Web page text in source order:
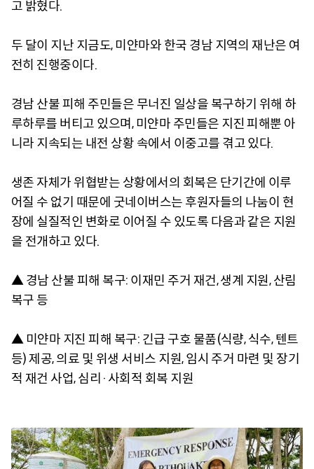
고 밝혔다.
두 달이 지난 지금도, 미얀마와 한국 경남 지역의 재난은 여
전히 진행중이다.
경남 산불 피해 주민들은 무너진 일상을 복구하기 위해 하
루하루를 버티고 있으며, 미얀마 주민들은 지진 피해뿐 아
니라 지속되는 내전 상황 속에서 이중고를 겪고 있다.
생존 자체가 위협받는 상황에서의 회복은 단기간에 이루
어질 수 없기 때문에 굿네이버스는 후원자들의 나눔이 현
장에 실질적인 변화로 이어질 수 있도록 다음과 같은 지원
을 전개하고 있다.
▲ 경남 산불 피해 복구: 이재민 주거 재건, 생계 지원, 산림
복구 등
▲ 미얀마 지진 피해 복구: 긴급 구호 물품(식량, 식수, 텐트
등) 제공, 의료 및 위생 서비스 지원, 임시 주거 마련 및 장기
적 재건 사업, 심리·사회적 회복 지원